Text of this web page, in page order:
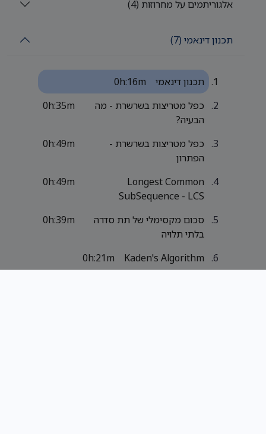
אלגוריתמים על מחרוזות (4)
תכנון דינאמי (7)
תכנון דינאמי
0h:16m
כפל מטריצות בשרשרת - מה
הבעיה?
0h:35m
כפל מטריצות בשרשרת -
הפתרון
0h:49m
Longest Common
SubSequence - LCS
0h:49m
סכום מקסימלי של תת סדרה
בלתי תלויה
0h:39m
Kaden's Algorithm
0h:21m